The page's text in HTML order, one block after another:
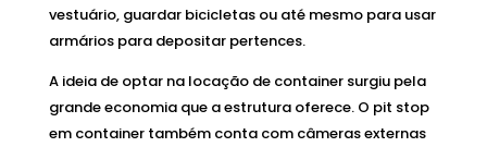
vestuário, guardar bicicletas ou até mesmo para usar
armários para depositar pertences.
A ideia de optar na locação de container surgiu pela
grande economia que a estrutura oferece. O pit stop
em container também conta com câmeras externas